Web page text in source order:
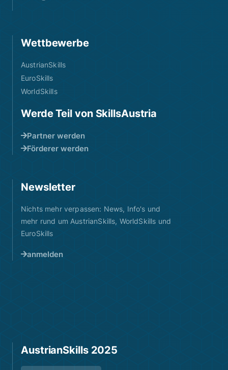
Wettbewerbe
AustrianSkills
EuroSkills
WorldSkills
Werde Teil von SkillsAustria
Partner werden
Förderer werden
Newsletter
Nichts mehr verpassen: News, Info's und
mehr rund um AustrianSkills, WorldSkills und
EuroSkills
anmelden
AustrianSkills 2025